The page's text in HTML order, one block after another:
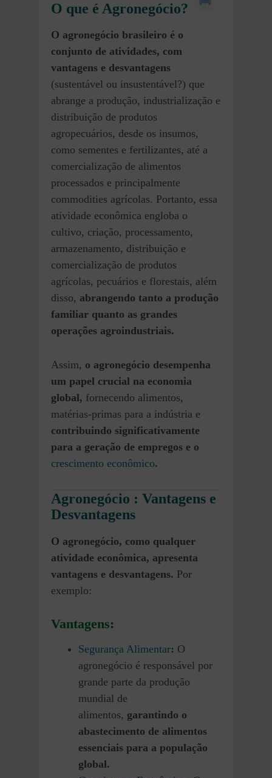
O que é Agronegócio?
O agronegócio brasileiro é o
conjunto de atividades, com
vantagens e desvantagens
(sustentável ou insustentável?) que
abrange a produção, industrialização e
distribuição de produtos
agropecuários, desde os insumos,
como sementes e fertilizantes, até a
comercialização de alimentos
processados e principalmente
commodities agrícolas. Portanto, essa
atividade econômica engloba o
cultivo, criação, processamento,
armazenamento, distribuição e
comercialização de produtos
agrícolas, pecuários e florestais, além
disso, abrangendo tanto a produção
familiar quanto as grandes
operações agroindustriais.
Assim, o agronegócio desempenha
um papel crucial na economia
global, fornecendo alimentos,
matérias-primas para a indústria e
contribuindo significativamente
para a geração de empregos e o
crescimento econômico.
Agronegócio : Vantagens e
Desvantagens
O agronegócio, como qualquer
atividade econômica, apresenta
vantagens e desvantagens. Por
exemplo:
Vantagens:
Segurança Alimentar: O
agronegócio é responsável por
grande parte da produção
mundial de
alimentos, garantindo o
abastecimento de alimentos
essenciais para a população
global.